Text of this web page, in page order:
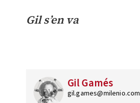
Gil s’en va
Gil Gamés
gil.games@milenio.com